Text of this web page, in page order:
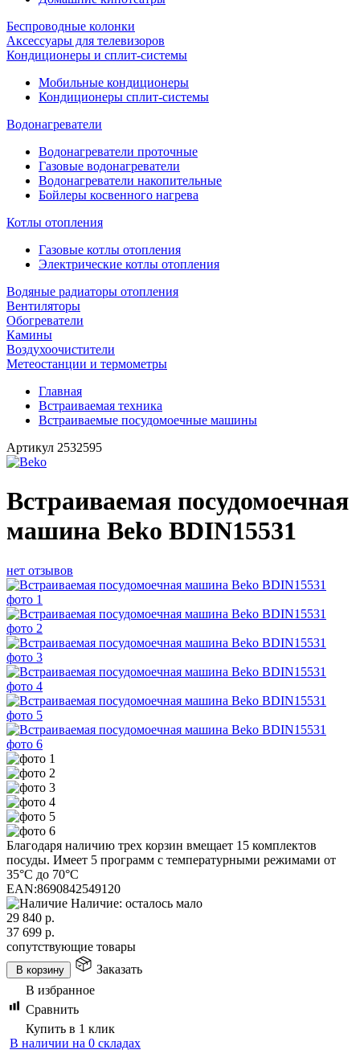
Беспроводные колонки
Аксессуары для телевизоров
Кондиционеры и сплит-системы
Мобильные кондиционеры
Кондиционеры сплит-системы
Водонагреватели
Водонагреватели проточные
Газовые водонагреватели
Водонагреватели накопительные
Бойлеры косвенного нагрева
Котлы отопления
Газовые котлы отопления
Электрические котлы отопления
Водяные радиаторы отопления
Вентиляторы
Обогреватели
Камины
Воздухоочистители
Метеостанции и термометры
Главная
Встраиваемая техника
Встраиваемые посудомоечные машины
Артикул 2532595
Встраиваемая посудомоечная
машина Beko BDIN15531
нет отзывов
Благодаря наличию трех корзин вмещает 15 комплектов
посуды. Имеет 5 программ с температурными режимами от
35°С до 70°С
EAN:8690842549120
Наличие: осталось мало
29 840 р.
37 699 р.
сопутствующие товары
В корзину
Заказать
В избранное
Сравнить
Купить в 1 клик
В наличии на 0 складах